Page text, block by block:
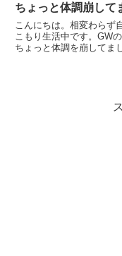
ちょっと体調崩して
こんにちは。相変わらず
こもり生活中です。GW
ちょっと体調を崩してま
どかかったことがあるの